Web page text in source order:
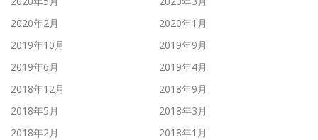
2020年2月
2020年1月
2019年10月
2019年9月
2019年6月
2019年4月
2018年12月
2018年9月
2018年5月
2018年3月
2018年2月
2018年1月